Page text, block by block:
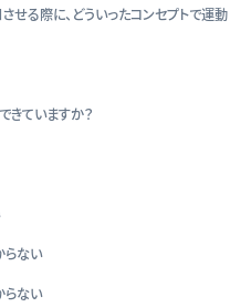
る際に、どういったコンセプトで運動
ていますか？
ない
らない